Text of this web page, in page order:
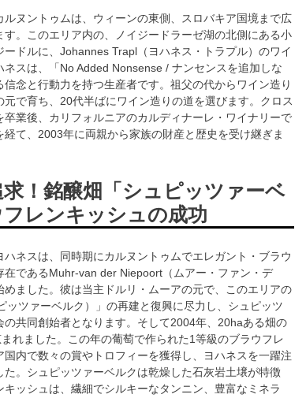
ヌントゥムは、ウィーンの東側、スロバキア国境まで広
。このエリア内の、ノイジードラーゼ湖の北側にある小
ードルに、Johannes Trapl（ヨハネス・トラプル）のワイ
スは、「No Added Nonsense / ナンセンスを追加しな
念と行動力を持つ生産者です。祖父の代からワイン造り
で育ち、20代半ばにワイン造りの道を選びます。クロス
卒業後、カリフォルニアのカルディナーレ・ワイナリーで
て、2003年に両親から家族の財産と歴史を受け継ぎま
！銘醸畑「シュピッツァーベ
レンキッシュの成功
ネスは、同時期にカルヌントゥムでエレガント・ブラウ
在であるMuhr-van der Niepoort（ムアー・ファン・デ
ました。彼は当主ドルリ・ムーアの元で、このエリアの
ッツァーベルク）」の再建と復興に尽力し、シュピッツ
の共同創始者となります。そして2004年、20haある畑の
れました。この年の葡萄で作られた1等級のブラウフレ
国内で数々の賞やトロフィーを獲得し、ヨハネスを一躍注
た。シュピッツァーベルクは乾燥した石灰岩土壌が特徴
ッシュは、繊細でシルキーなタンニン、豊富なミネラ